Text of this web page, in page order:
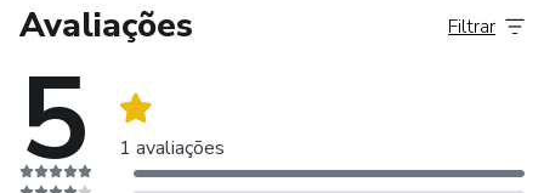
Avaliações
5 1 avaliações
Filtrar